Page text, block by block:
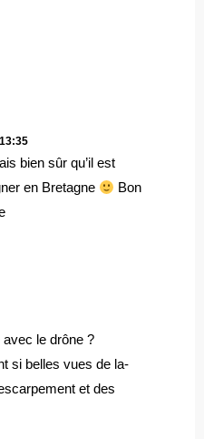
bien sûr qu’il est
en Bretagne
Bon
avec le drône ?
si belles vues de la-
et des